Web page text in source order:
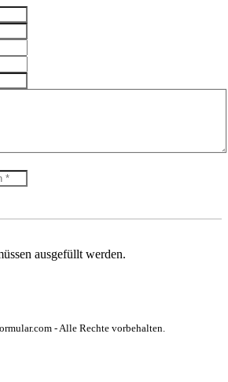
ausgefüllt werden.
- Alle Rechte vorbehalten.